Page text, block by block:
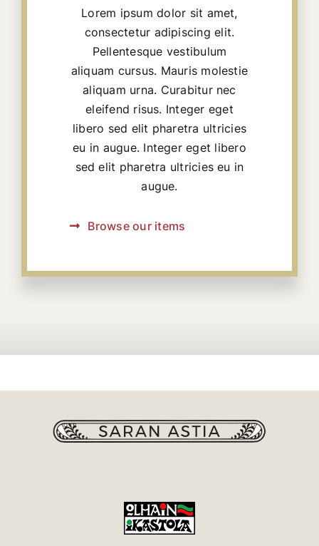
Lorem ipsum dolor sit amet,
consectetur adipiscing elit.
Pellentesque vestibulum
aliquam cursus. Mauris molestie
aliquam urna. Curabitur nec
eleifend risus. Integer eget
libero sed elit pharetra ultricies
eu in augue. Integer eget libero
sed elit pharetra ultricies eu in
augue.
Browse our items